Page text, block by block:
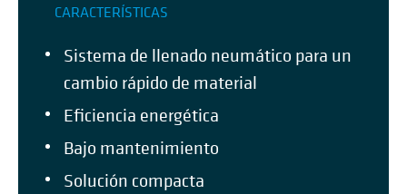
CARACTERÍSTICAS
Sistema de llenado neumático para un
cambio rápido de material
Eficiencia energética
Bajo mantenimiento
Solución compacta